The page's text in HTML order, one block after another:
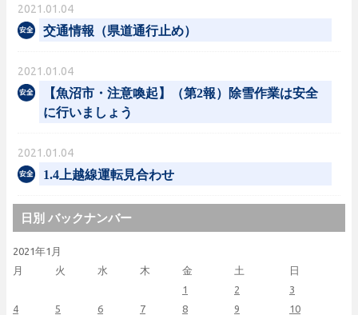
2021.01.04
交通情報（県道通行止め）
2021.01.04
【魚沼市・注意喚起】（第2報）除雪作業は安全
に行いましょう
2021.01.04
1.4上越線運転見合わせ
日別 バックナンバー
2021年1月
月
火 水 木 金 土 日
1 2
3
4
5 6 7 8 9
10